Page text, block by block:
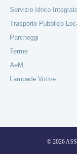
Servizio Idrico
Trasporto Pubblico
Parcheggi
Terme
AeM
Lampade Votive
© 2026